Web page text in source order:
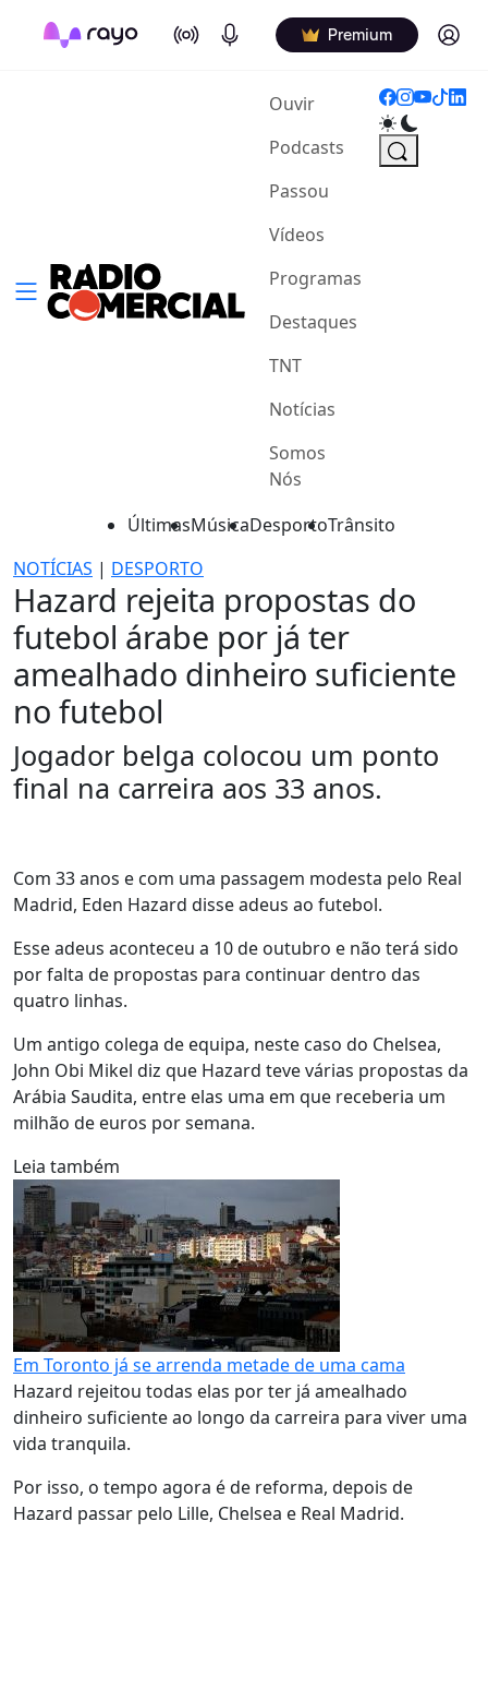
On Air Podcasts Premium Log in
Ouvir(current)
Podcasts
Passou
Vídeos
Programas
Destaques
TNT
Notícias
Somos
Nós
ÚltimasMúsicaDesportoTrânsito
NOTÍCIAS | DESPORTO
Hazard rejeita propostas do
futebol árabe por já ter
amealhado dinheiro suficiente
no futebol
Jogador belga colocou um ponto
final na carreira aos 33 anos.
Com 33 anos e com uma passagem modesta pelo Real
Madrid, Eden Hazard disse adeus ao futebol.
Esse adeus aconteceu a 10 de outubro e não terá sido
por falta de propostas para continuar dentro das
quatro linhas.
Um antigo colega de equipa, neste caso do Chelsea,
John Obi Mikel diz que Hazard teve várias propostas da
Arábia Saudita, entre elas uma em que receberia um
milhão de euros por semana.
Leia também
Em Toronto já se arrenda metade de uma cama
Hazard rejeitou todas elas por ter já amealhado
dinheiro suficiente ao longo da carreira para viver uma
vida tranquila.
Por isso, o tempo agora é de reforma, depois de
Hazard passar pelo Lille, Chelsea e Real Madrid.